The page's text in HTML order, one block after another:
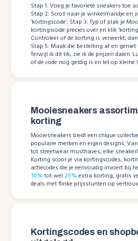
Stap 1: Voeg je favoriete sneakers toe
Stap 2: Scroll naar je winkelmandje en
‘kortingscode’. Stap 3: Typ of plak je
kortingscode precies over en klik
Controleer of de korting is verwerkt,
Stap 5: Maak die bestelling af en
Terwijl ik dit tik, zie ik de prijzen dalen.
of de code nog geldig is en let op kleine
Mooiesneakers
korting
Mooiesneakers biedt een chique
populaire merken en eigen designs.
tot streetwear musthaves, elke
Korting scoor je via kortingscodes,
actiecodes die je eenvoudig invoert bij
10% tot wel 25% extra korting, gratis
deals met flinke prijsstunten op
Kortingscodes en